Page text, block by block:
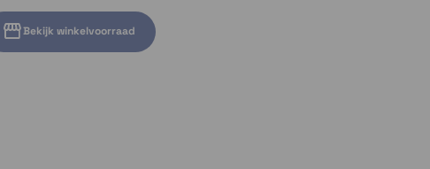
Bekijk winkelvoorraad